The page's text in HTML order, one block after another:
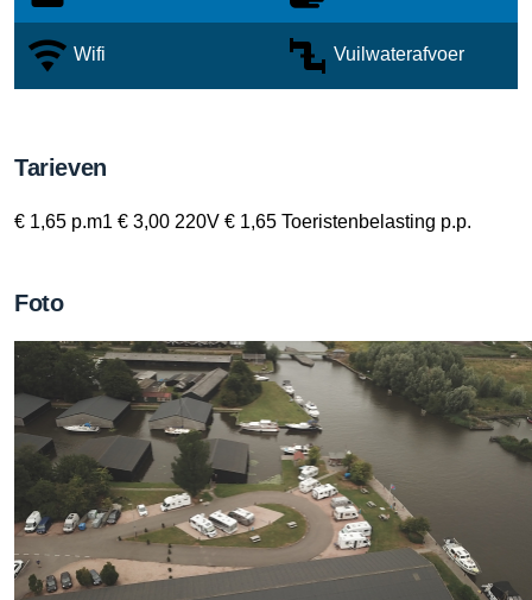
Wifi Vuilwaterafvoer
Tarieven
€ 1,65 p.m1 € 3,00 220V € 1,65 Toeristenbelasting p.p.
Foto